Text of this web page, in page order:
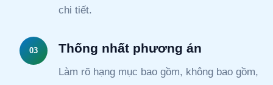
chi tiết.
03 Thống nhất phương án
Làm rõ hạng mục bao gồm, không bao gồm,